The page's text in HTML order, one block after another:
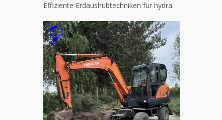
Effiziente Erdaushubtechniken für hydraulische Maschinen